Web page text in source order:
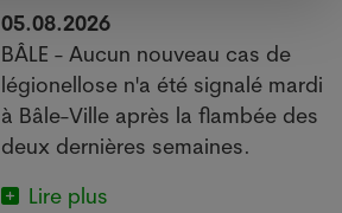
05.08.2026
BÂLE - Aucun nouveau cas de
légionellose n'a été signalé mardi
à Bâle-Ville après la flambée des
deux dernières semaines.
Lire plus